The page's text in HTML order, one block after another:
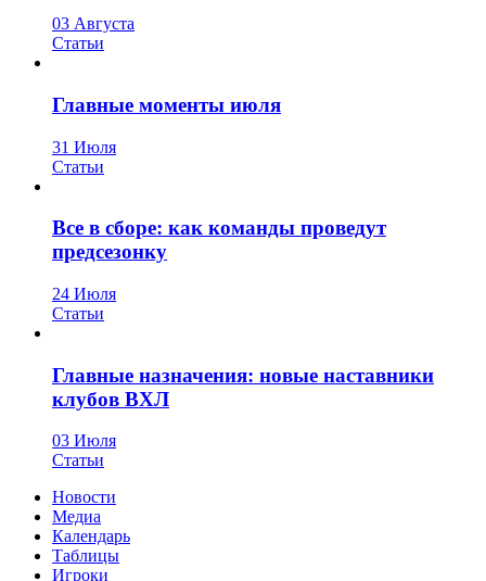
03 Августа
Статьи
Главные моменты июля
31 Июля
Статьи
Все в сборе: как команды проведут
предсезонку
24 Июля
Статьи
Главные назначения: новые наставники
клубов ВХЛ
03 Июля
Статьи
Новости
Медиа
Календарь
Таблицы
Игроки